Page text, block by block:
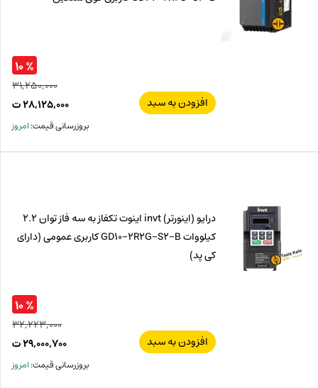
افزودن به سبد
۳۱,۲۵۰,۰۰۰
۲۸,۱۲۵,۰۰۰ت
% ۱۰
بروزرسانی قیمت:امروز
درایو (اینورتر) invt اینوت تکفاز به سه فاز توان 2.2
کیلووات GD10-2R2G-S2-B کاربری عمومی (دارای
کی پد)
افزودن به سبد
۳۲,۲۲۳,۰۰۰
۲۹,۰۰۰,۷۰۰ت
% ۱۰
بروزرسانی قیمت:امروز